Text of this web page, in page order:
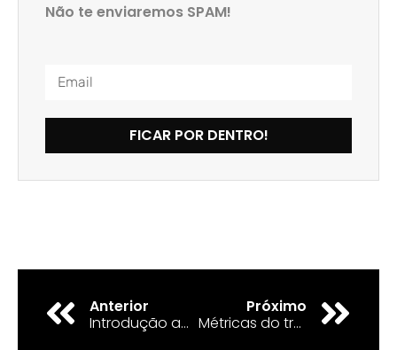
Não te enviaremos SPAM!
FICAR POR DENTRO!
Anterior
Introdução ao Tráfego Pago para iniciantes
Próximo
Métricas do tráfego pago: Entenda todas elas